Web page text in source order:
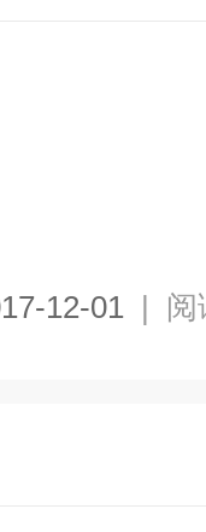
12-01 | 阅